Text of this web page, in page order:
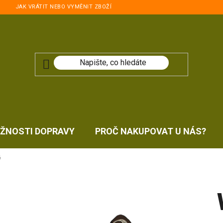
JAK VRÁTIT NEBO VYMĚNIT ZBOŽÍ
DOPRAVY PROČ NAKUPOVAT U NÁS?